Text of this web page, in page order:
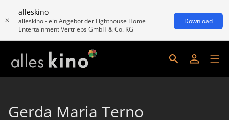
alleskino
alleskino - ein Angebot der Lighthouse Home
Entertainment Vertriebs GmbH & Co. KG
Download
Gerda Maria Terno